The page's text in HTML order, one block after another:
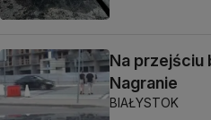
Na przejściu
Nagranie
BIAŁYSTOK